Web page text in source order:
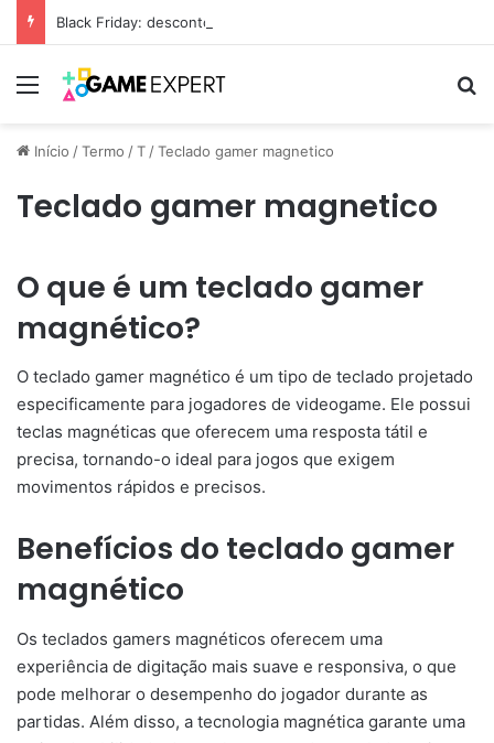
Black Friday: descontos incríveis em eletrônicos
Menu
Início /Termo /T /Teclado gamer magnetico
Teclado gamer magnetico
O que é um teclado gamer
magnético?
O teclado gamer magnético é um tipo de teclado projetado
especificamente para jogadores de videogame. Ele possui
teclas magnéticas que oferecem uma resposta tátil e
precisa, tornando-o ideal para jogos que exigem
movimentos rápidos e precisos.
Benefícios do teclado gamer
magnético
Os teclados gamers magnéticos oferecem uma
experiência de digitação mais suave e responsiva, o que
pode melhorar o desempenho do jogador durante as
partidas. Além disso, a tecnologia magnética garante uma